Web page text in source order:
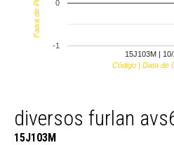
15J103M |
-1
0
Código | Data de
diversos furlan
15J103M